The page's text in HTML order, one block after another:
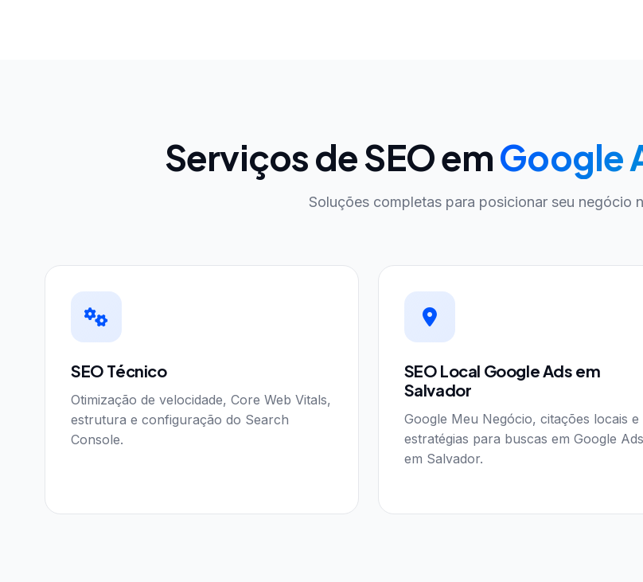
Serviços de SEO emGoogle
Soluções completas para posicionar seu negócio
SEO Técnico
Otimização de velocidade, Core Web Vitals,
estrutura e configuração do Search
Console.
SEO Local Google Ads em
Salvador
Google Meu Negócio, citações locais e
estratégias para buscas em Google Ads
em Salvador.